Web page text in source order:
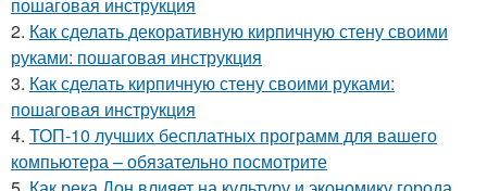
2. Как сделать декоративную кирпичную стену своими
руками: пошаговая инструкция
3. Как сделать кирпичную стену своими руками:
пошаговая инструкция
4. ТОП-10 лучших бесплатных программ для вашего
компьютера – обязательно посмотрите